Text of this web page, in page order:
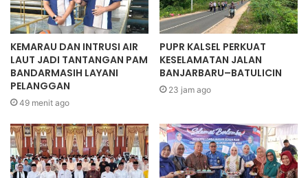
KEMARAU DAN INTRUSI AIR
LAUT JADI TANTANGAN PAM
BANDARMASIH LAYANI
PELANGGAN
49 menit ago
PUPR KALSEL PERKUAT
KESELAMATAN JALAN
BANJARBARU–BATULICIN
23 jam ago